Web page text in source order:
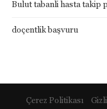
Bulut tabanli hasta takip
doçentlik başvuru
Çerez Politikası